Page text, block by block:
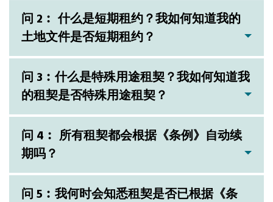
问 2︰ 什么是短期租约？我如何知道我的
土地文件是否短期租约？
问 3︰什么是特殊用途租契？我如何知道我
的租契是否特殊用途租契？
问 4︰ 所有租契都会根据《条例》自动续
期吗？
问 5︰我何时会知悉租契是否已根据《条